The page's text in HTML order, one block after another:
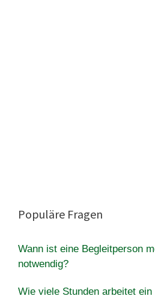
Populäre Fragen
Wann ist eine Begleitperson
notwendig?
Wie viele Stunden arbeitet ein